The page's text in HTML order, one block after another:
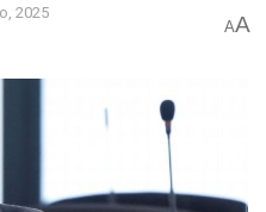
2025
AA